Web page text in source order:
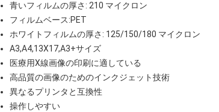
青いフィルムの厚さ: 210 マイクロン
フィルムベース:PET
ホワイトフィルムの厚さ: 125/150/180 マイクロン
A3,A4,13X17,A3+サイズ
医療用X線画像の印刷に適している
高品質の画像のためのインクジェット技術
異なるプリンタと互換性
操作しやすい